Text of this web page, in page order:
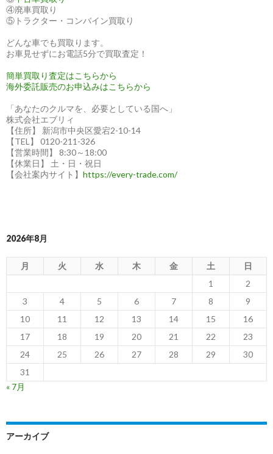
④廃車買取り
⑤トラクター・コンバイン買取り
どんな車でも買取ります。
お車見せずにお電話5分で買取査定！
簡単買取り査定はこちらから
海外委託販売のお申込みはこちらから
「あなたのクルマを、必要としている国へ」
株式会社エブリィ
【住所】 新潟市中央区愛宕2-10-14
【TEL】 0120-211-326
【営業時間】 8:30～18:00
【休業日】 土・日・祝日
【会社案内サイト】 https://every-trade.com/
2026年8月
月 火 水 木 金 土
日
1
2
3
4 5 6 7 8
9
10
11 12 13 14 15
16
17
18 19 20 21 22
23
24
25 26 27 28 29
30
31
« 7月
アーカイブ